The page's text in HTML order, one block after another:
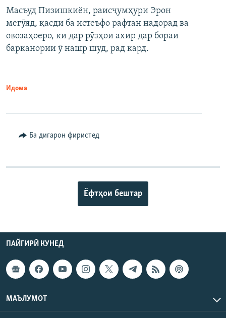
Масъуд Пизишкиён, раисҷумҳури Эрон
мегӯяд, қасди ба истеъфо рафтан надорад ва
овозаҳоеро, ки дар рӯзҳои ахир дар бораи
барканории ӯ нашр шуд, рад кард.
Идома
Ба дигарон фиристед
Ёфтҳои бештар
ПАЙГИРӢ КУНЕД
МАЪЛУМОТ